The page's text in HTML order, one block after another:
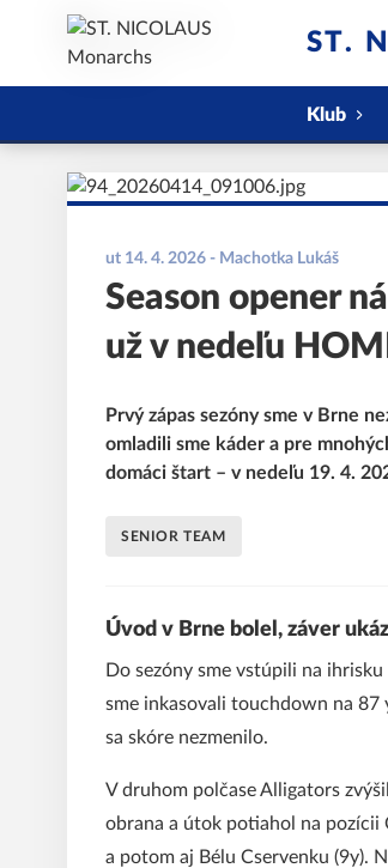
ST.
Klub
ut 14. 4. 2026 - Machotka Lukáš
Season opener
už v nedeľu
Prvý zápas sezóny sme v Brne
omladili sme káder a pre
domáci štart – v nedeľu 19. 4.
SENIOR TEAM
Úvod v Brne bolel, záver
Do sezóny sme vstúpili na
sme inkasovali touchdown na 87
sa skóre nezmenilo.
V druhom polčase Alligators
obrana a útok potiahol na pozícii
a potom aj Bélu Cservenku (9y).